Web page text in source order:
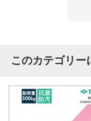
このカテゴリー